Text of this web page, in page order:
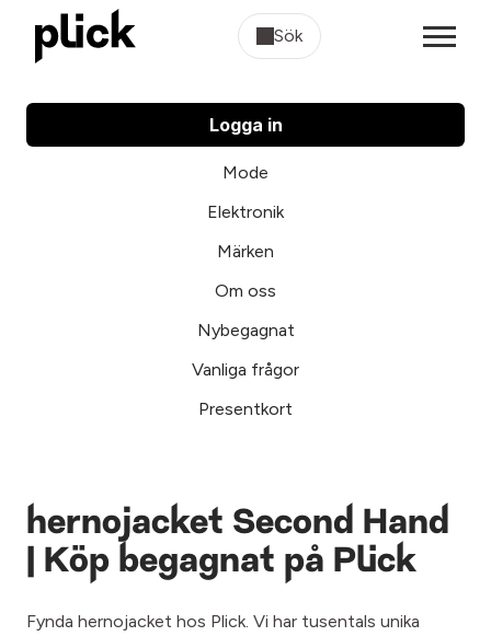
Sök
Logga in
Mode
Elektronik
Märken
Om oss
Nybegagnat
Vanliga frågor
Presentkort
hernojacket Second Hand
| Köp begagnat på Plick
Fynda hernojacket hos Plick. Vi har tusentals unika